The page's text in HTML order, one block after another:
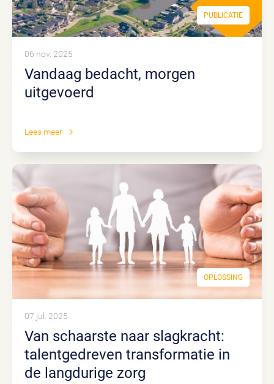
PUBLICATIE
Vandaag bedacht, morgen
uitgevoerd
06 nov. 2025
Lees meer
OPLOSSING
Van schaarste naar slagkracht:
talentgedreven transformatie in
de langdurige zorg
07 jul. 2025